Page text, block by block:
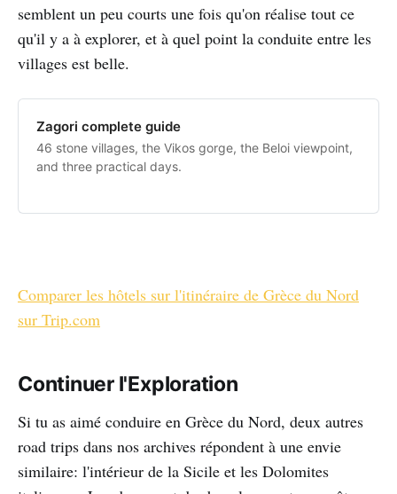
semblent un peu courts une fois qu'on réalise tout ce
qu'il y a à explorer, et à quel point la conduite entre les
villages est belle.
Zagori complete guide
46 stone villages, the Vikos gorge, the Beloi viewpoint,
and three practical days.
Comparer les hôtels sur l'itinéraire de Grèce du Nord
sur Trip.com
Continuer l'Exploration
Si tu as aimé conduire en Grèce du Nord, deux autres
road trips dans nos archives répondent à une envie
similaire: l'intérieur de la Sicile et les Dolomites